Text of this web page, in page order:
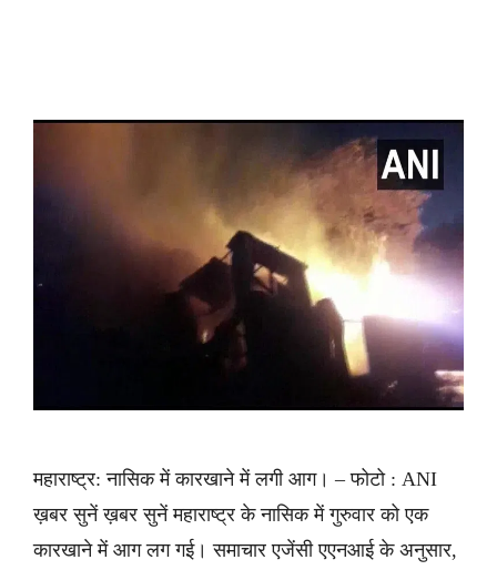
महाराष्ट्र: नासिक में कारखाने में लगी आग। – फोटो : ANI
ख़बर सुनें ख़बर सुनें महाराष्ट्र के नासिक में गुरुवार को एक
कारखाने में आग लग गई। समाचार एजेंसी एएनआई के अनुसार,